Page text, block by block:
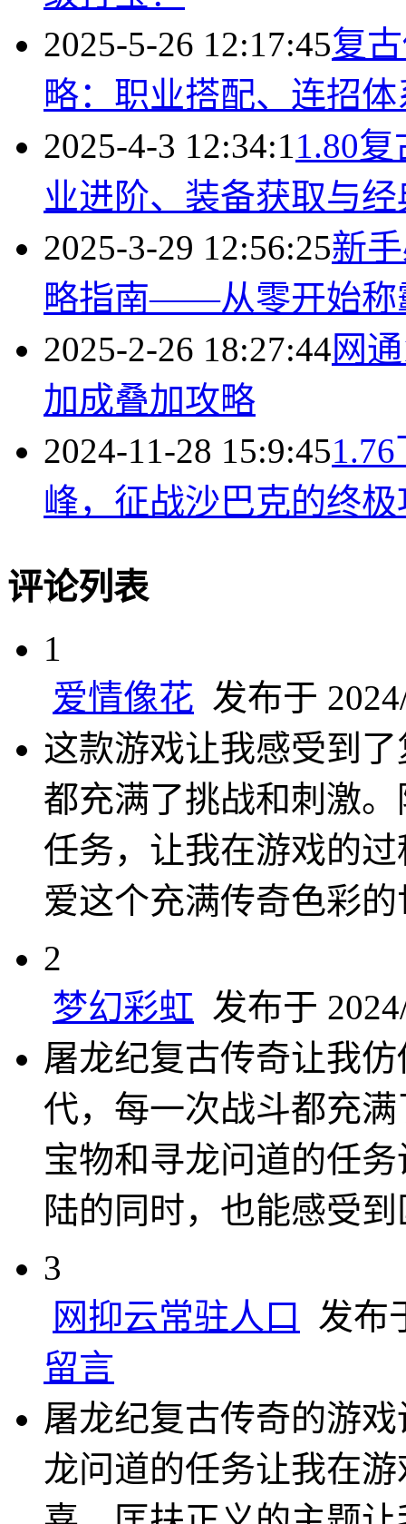
2025-5-26 12:17:45复
略：职业搭配、连招
2025-4-3 12:34:11.80
业进阶、装备获取与
2025-3-29 12:56:25新
略指南——从零开始称
2025-2-26 18:27:44网
加成叠加攻略
2024-11-28 15:9:45
峰，征战沙巴克的终极
评论列表
1
爱情像花 发布于
这款游戏让我感受到
都充满了挑战和刺激
任务，让我在游戏的
爱这个充满传奇色彩
2
梦幻彩虹 发布于
屠龙纪复古传奇让我
代，每一次战斗都充
宝物和寻龙问道的任
陆的同时，也能感受
3
网抑云常驻人口
发布
留言
屠龙纪复古传奇的游
龙问道的任务让我在